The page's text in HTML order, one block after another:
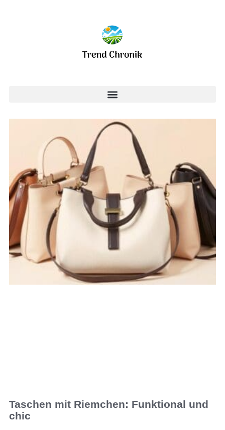
Taschen mit Riemchen: Funktional und
chic